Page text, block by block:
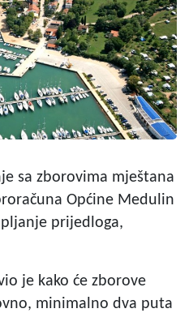
sa zborovima mještana
Općine Medulin
prijedloga,
je kako će zborove
minimalno dva puta